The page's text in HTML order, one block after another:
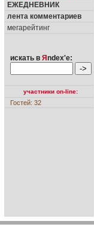
ЕЖЕДНЕВНИК
лента комментариев
мегарейтинг
искать в Я ndex'е:
участники on-line:
Гостей: 32